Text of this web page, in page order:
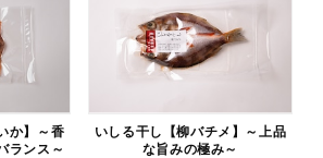
か】～香
ランス～
いしる干し【柳バチメ】～上品
な旨みの極み～